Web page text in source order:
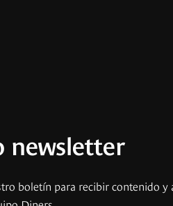
newsletter
boletín para recibir contenido y